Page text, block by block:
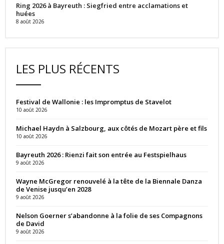
Ring 2026 à Bayreuth : Siegfried entre acclamations et
huées
8 août 2026
LES PLUS RÉCENTS
Festival de Wallonie : les Impromptus de Stavelot
10 août 2026
Michael Haydn à Salzbourg, aux côtés de Mozart père et fils
10 août 2026
Bayreuth 2026 : Rienzi fait son entrée au Festspielhaus
9 août 2026
Wayne McGregor renouvelé à la tête de la Biennale Danza
de Venise jusqu’en 2028
9 août 2026
Nelson Goerner s’abandonne à la folie de ses Compagnons
de David
9 août 2026